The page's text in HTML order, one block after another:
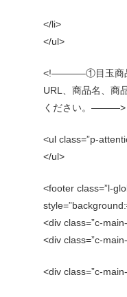
</li>
</ul>
<!———–①目玉商
URL、商品名、商
ください。———>
<ul class=”p-
</ul>
<footer class=”l-
<div class=”c-
<div class=”c-
<div class=”c-